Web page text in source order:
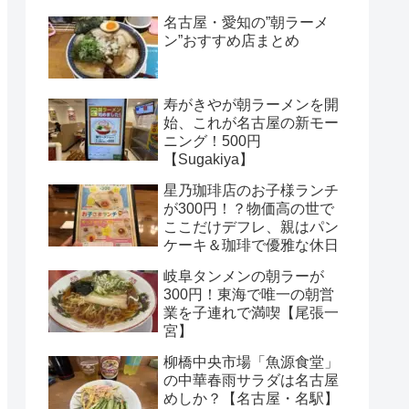
名古屋・愛知の”朝ラーメ
ン”おすすめ店まとめ
寿がきやが朝ラーメンを開
始、これが名古屋の新モー
ニング！500円
【Sugakiya】
星乃珈琲店のお子様ランチ
が300円！？物価高の世で
ここだけデフレ、親はパン
ケーキ＆珈琲で優雅な休日
岐阜タンメンの朝ラーが
300円！東海で唯一の朝営
業を子連れで満喫【尾張一
宮】
柳橋中央市場「魚源食堂」
の中華春雨サラダは名古屋
めしか？【名古屋・名駅】